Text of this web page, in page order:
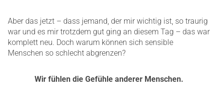
Aber das jetzt – dass jemand, der mir wichtig ist, so traurig
war und es mir trotzdem gut ging an diesem Tag – das war
komplett neu. Doch warum können sich sensible
Menschen so schlecht abgrenzen?
Wir fühlen die Gefühle anderer Menschen.